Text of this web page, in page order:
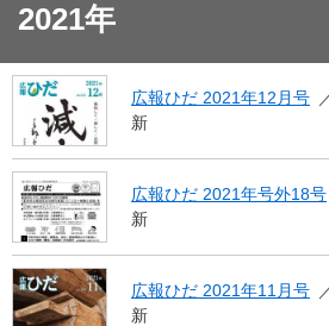
2021年
広報ひだ 2021年12月号
新
広報ひだ 2021年号外18号
新
広報ひだ 2021年11月号
新